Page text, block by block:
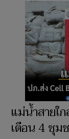
แม่น้ำสายใ
เตือน 4 ชุม